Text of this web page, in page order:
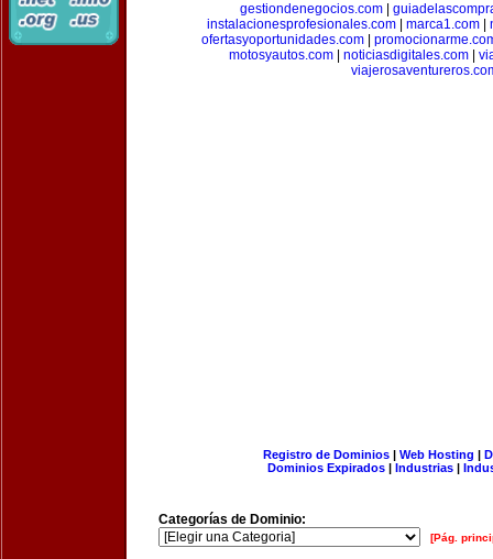
gestiondenegocios.com
instalacionesprofesionales.com| marca1.com|
ofertasyoportunidades.com
motosyautos.com
noticiasdigitales.com
Registro de Dominios| Web Hosting |
Dominios Expirados | Industrias |
Categorías de Dominio:
[Pág.